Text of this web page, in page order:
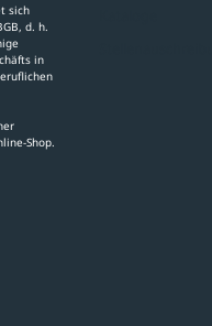
sich
d. h.
in
Shop.